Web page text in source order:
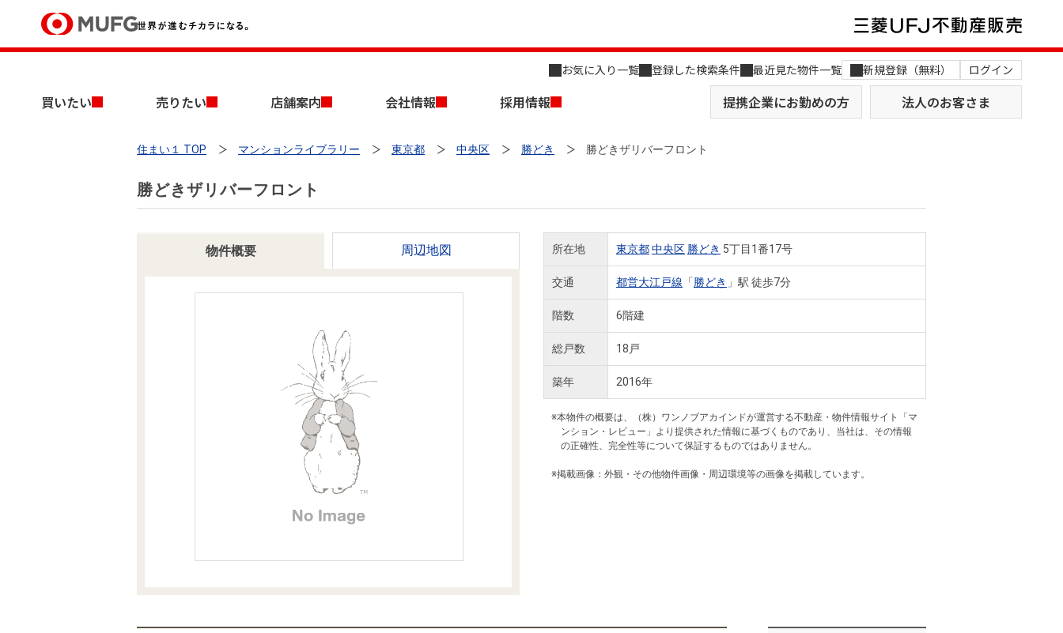
お気に入り一覧 登録した検索条件 最近見た物件一覧 新規登録（無料） ログイン
買いたい 売りたい 店舗案内 会社情報 採用情報 提携企業にお勤めの方 法人のお客さま
買いたいTOP
新築・中古一戸建てを探す 土地を探す
住宅ローンシミュレーション 住まい1プラス（お役立ちコラム）
売りたいTOP
AI不動産査定
住まい1プラス（お役立ちコラム）
店舗案内TOP
店舗のご案内（名古屋） 店舗のご案内（関西）
会社情報TOP
会社概要 MUFG Way
採用情報TOP
キャリア採用情報
売りたい
住まい１ TOP マンションライブラリー 東京都 中央区 勝どき 勝どきザリバーフロント
勝どきザリバーフロント
物件概要 周辺地図 所在地 東京都中央区 勝どき 5丁目1番17号
交通 都営大江戸線 「 勝どき 」駅 徒歩7分
階数 6階建
総戸数 18戸
築年 2016年
※本物件の概要は、（株）ワンノブアカインドが運営する不動産・物件情報サイト「マ
ンション・レビュー」より提供された情報に基づくものであり、当社は、その情報
の正確性、完全性等について保証するものではありません。
※掲載画像：外観・その他物件画像・周辺環境等の画像を掲載しています。